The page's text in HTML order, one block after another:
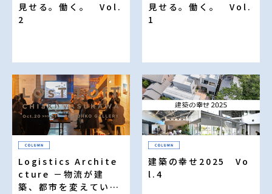
見せる。働く。 Vol.
2
見せる。働く。 Vol.
1
Logistics Archite
cture －物流が建
築、都市を変えていく
建築の幸せ2025 Vo
l.4